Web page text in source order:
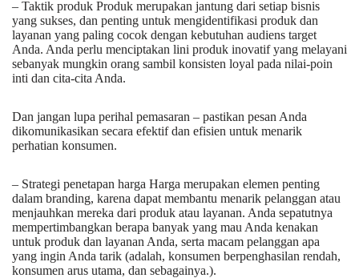
– Taktik produk Produk merupakan jantung dari setiap bisnis
yang sukses, dan penting untuk mengidentifikasi produk dan
layanan yang paling cocok dengan kebutuhan audiens target
Anda. Anda perlu menciptakan lini produk inovatif yang melayani
sebanyak mungkin orang sambil konsisten loyal pada nilai-poin
inti dan cita-cita Anda.
Dan jangan lupa perihal pemasaran – pastikan pesan Anda
dikomunikasikan secara efektif dan efisien untuk menarik
perhatian konsumen.
– Strategi penetapan harga Harga merupakan elemen penting
dalam branding, karena dapat membantu menarik pelanggan atau
menjauhkan mereka dari produk atau layanan. Anda sepatutnya
mempertimbangkan berapa banyak yang mau Anda kenakan
untuk produk dan layanan Anda, serta macam pelanggan apa
yang ingin Anda tarik (adalah, konsumen berpenghasilan rendah,
konsumen arus utama, dan sebagainya.).